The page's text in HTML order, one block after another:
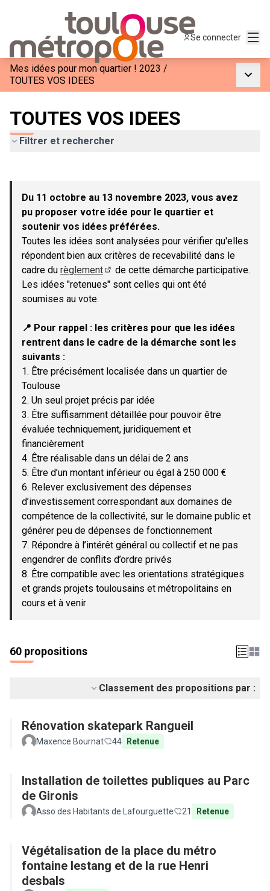
Se connecter
Mes idées pour mon quartier ! 2023 /
TOUTES VOS IDEES
TOUTES VOS IDEES
Filtrer et rechercher
−
Du 11 octobre au 13 novembre 2023, vous avez
pu proposer votre idée pour le quartier et
soutenir vos idées préférées.
Toutes les idées sont analysées pour vérifier qu'elles
répondent bien aux critères de recevabilité dans le
cadre du règlement
(Lien externe)
de cette démarche participative.
Les idées "retenues" sont celles qui ont été
soumises au vote.
📍 Pour rappel : les critères pour que les idées
rentrent dans le cadre de la démarche sont les
suivants :
1. Être précisément localisée dans un quartier de
Toulouse
2. Un seul projet précis par idée
3. Être suffisamment détaillée pour pouvoir être
évaluée techniquement, juridiquement et
financièrement
4. Être réalisable dans un délai de 2 ans
5. Être d’un montant inférieur ou égal à 250 000 €
6. Relever exclusivement des dépenses
d’investissement correspondant aux domaines de
compétence de la collectivité, sur le domaine public et
générer peu de dépenses de fonctionnement
7. Répondre à l’intérêt général ou collectif et ne pas
engendrer de conflits d’ordre privés
8. Être compatible avec les orientations stratégiques
et grands projets toulousains et métropolitains en
cours et à venir
60 propositions
Classement des propositions par :
Rénovation skatepark Rangueil
Maxence Bournat 44 Retenue
Installation de toilettes publiques au Parc
de Gironis
Asso des Habitants de Lafourguette 21 Retenue
Végétalisation de la place du métro
fontaine lestang et de la rue Henri
desbals